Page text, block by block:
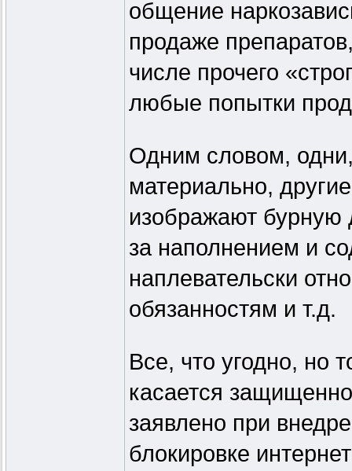
общение
продаже
числе прочего
любые попытки
Одним словом,
материально,
изображают бурную
за наполнением и
наплевательски
обязанностям и т.д.
Все, что угодно, но
касается
заявлено при
блокировке